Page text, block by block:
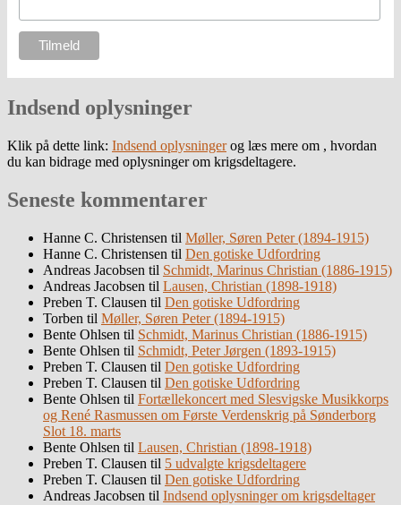
Indsend oplysninger
Klik på dette link: Indsend oplysningerog læs mere om , hvordan
du kan bidrage med oplysninger om krigsdeltagere.
Seneste kommentarer
Hanne C. Christensen til Møller, Søren Peter (1894-1915)
Hanne C. Christensen til Den gotiske Udfordring
Andreas Jacobsen til Schmidt, Marinus Christian (1886-1915)
Andreas Jacobsen til Lausen, Christian (1898-1918)
Preben T. Clausen til Den gotiske Udfordring
Torben til Møller, Søren Peter (1894-1915)
Bente Ohlsen til Schmidt, Marinus Christian (1886-1915)
Bente Ohlsen til Schmidt, Peter Jørgen (1893-1915)
Preben T. Clausen til Den gotiske Udfordring
Preben T. Clausen til Den gotiske Udfordring
Bente Ohlsen til Fortællekoncert med Slesvigske Musikkorps
og René Rasmussen om Første Verdenskrig på Sønderborg
Slot 18. marts
Bente Ohlsen til Lausen, Christian (1898-1918)
Preben T. Clausen til 5 udvalgte krigsdeltagere
Preben T. Clausen til Den gotiske Udfordring
Andreas Jacobsen til Indsend oplysninger om krigsdeltager